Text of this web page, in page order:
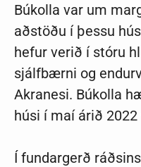
Búkolla var um
aðstöðu í þessu
hefur verið í stóru
sjálfbærni og
Akranesi. Búkolla
húsi í maí árið
Í fundargerð